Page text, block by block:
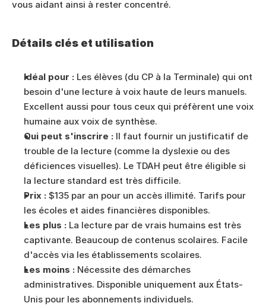
vous aidant ainsi à rester concentré.
Détails clés et utilisation
Idéal pour : Les élèves (du CP à la Terminale) qui ont
besoin d'une lecture à voix haute de leurs manuels.
Excellent aussi pour tous ceux qui préfèrent une voix
humaine aux voix de synthèse.
Qui peut s'inscrire : Il faut fournir un justificatif de
trouble de la lecture (comme la dyslexie ou des
déficiences visuelles). Le TDAH peut être éligible si
la lecture standard est très difficile.
Prix : $135 par an pour un accès illimité. Tarifs pour
les écoles et aides financières disponibles.
Les plus : La lecture par de vrais humains est très
captivante. Beaucoup de contenus scolaires. Facile
d'accès via les établissements scolaires.
Les moins : Nécessite des démarches
administratives. Disponible uniquement aux États-
Unis pour les abonnements individuels.